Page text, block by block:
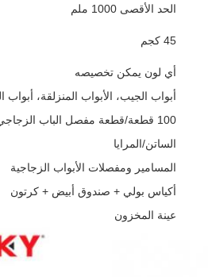
الحد الأقصى 1000 ملم
45 كجم
أي لون يمكن تخصيصه
أبواب الجيب، الأبواب المنزلقة، أبواب
100 قطعة/قطعة مفصل الباب الزجاجي
الساتن/المرايا
المسامير ومفصلات الأبواب الزجاجية
أكياس بولي + صندوق أبيض + كرتون
عينة المخزون